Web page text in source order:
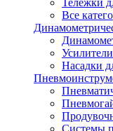
Тележки
Все
Насадки
Системы